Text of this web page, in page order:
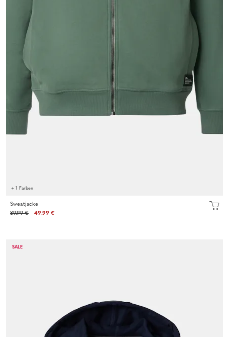
+ 1 Farben
Sweatjacke
89.99 €
49.99 €
SALE